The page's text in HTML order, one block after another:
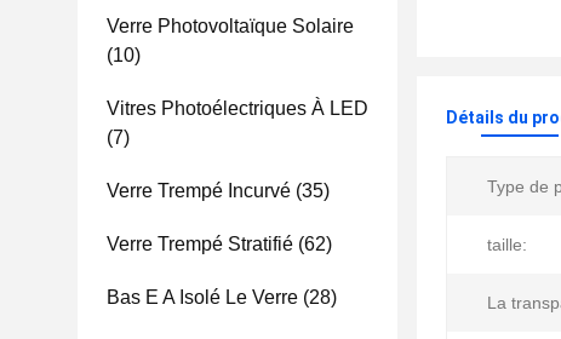
Verre Photovoltaïque Solaire
(10)
Vitres Photoélectriques À LED
(7)
Verre Trempé Incurvé (35)
Verre Trempé Stratifié (62)
Bas E A Isolé Le Verre (28)
Détails du
Type de
taille:
La